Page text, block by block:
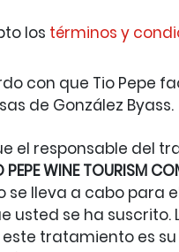
los términos y
con que Tio Pepe
de González Byass.
el responsable del
PEPE WINE TOURISM
lleva a cabo para
usted se ha suscrito.
tratamiento es